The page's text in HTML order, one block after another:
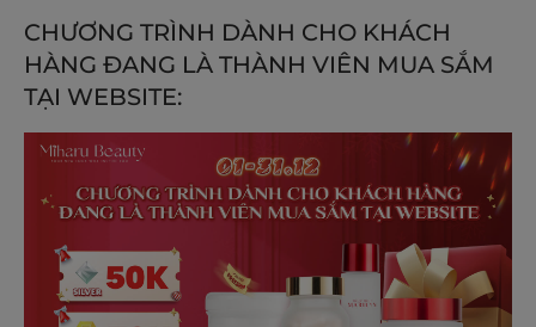
CHƯƠNG TRÌNH DÀNH CHO KHÁCH
HÀNG ĐANG LÀ THÀNH VIÊN MUA SẮM
TẠI WEBSITE: